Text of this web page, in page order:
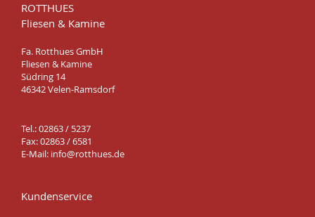
ROTTHUES
Fliesen & Kamine
Fa. Rotthues GmbH
Fliesen & Kamine
Südring 14
46342 Velen-Ramsdorf
Tel.: 02863 / 5237
Fax: 02863 / 6581
E-Mail: info@rotthues.de
Kundenservice